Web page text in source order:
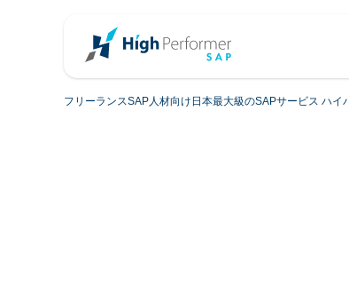
フリーランスSAP人材向け日本最大級のSAPサービス ハイ